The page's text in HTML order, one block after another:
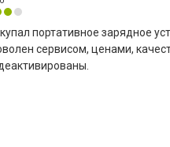
портативное зарядное
сервисом, ценами,